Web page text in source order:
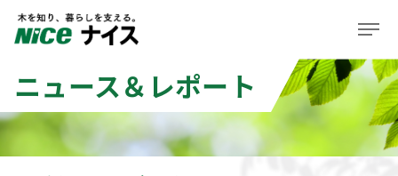
企業情報
事業紹介
ニュース＆レポート